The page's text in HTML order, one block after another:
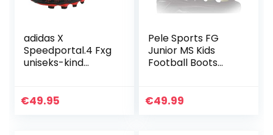
adidas X
Speedportal.4 Fxg
uniseks-kind
€49.95
Pele Sports FG
Junior MS Kids
Football Boots
€49.99